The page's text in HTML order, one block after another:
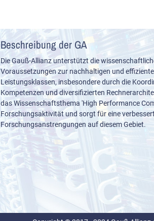
Beschreibung der GA
Die Gauß-Allianz unterstützt die
Voraussetzungen zur nachhaltigen und
Leistungsklassen, insbesondere durch die
Kompetenzen und diversifizierten
das Wissenschaftsthema 'High Performance
Forschungsaktivität und sorgt für eine
Forschungsanstrengungen auf diesem Gebiet.